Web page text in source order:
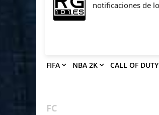
FIFA NBA 2K CALL OF DUTY
FC